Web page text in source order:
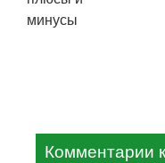
Комментарии